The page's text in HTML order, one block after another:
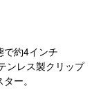
で約4インチ
ンレス製クリップ
ー。